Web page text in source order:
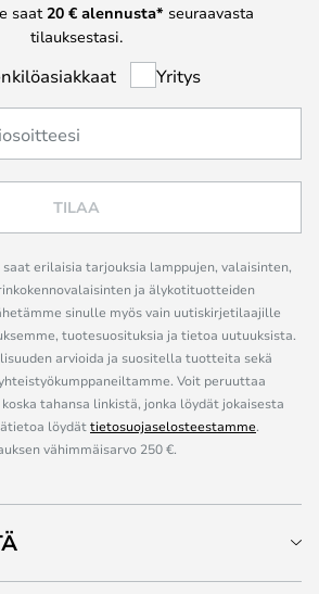
saat 20 € alennusta* seuraavasta
tilauksestasi.
Yritys
TILAA
erilaisia tarjouksia lamppujen, valaisinten,
ja älykotituotteiden
sinulle myös vain uutiskirjetilaajille
tuotesuosituksia ja tietoa uutuuksista.
arvioida ja suositella tuotteita sekä
Voit peruuttaa
tahansa linkistä, jonka löydät jokaisesta
löydättietosuojaselosteestamme.
vähimmäisarvo 250 €.